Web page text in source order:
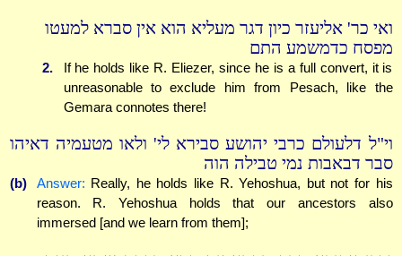
ואי כר' אליעזר כיון דגר מעליא הוא אין סברא למעטו
מפסח כדמשמע התם
2.
If he holds like R. Eliezer, since he is a full convert, it is
unreasonable to exclude him from Pesach, like the
Gemara connotes there!
וי"ל דלעולם כרבי יהושע סבירא לי' ולאו מטעמיה דאיהו
סבר דבאבות נמי טבילה הוה
(b) Answer: Really, he holds like R. Yehoshua, but not for his
reason. R. Yehoshua holds that our ancestors also
immersed [and we learn from them];